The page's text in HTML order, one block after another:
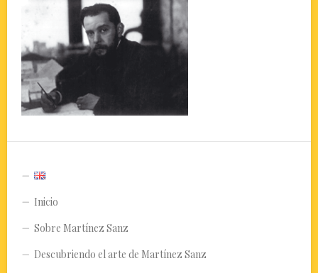
Inicio
Sobre Martínez Sanz
Descubriendo el arte de Martínez Sanz